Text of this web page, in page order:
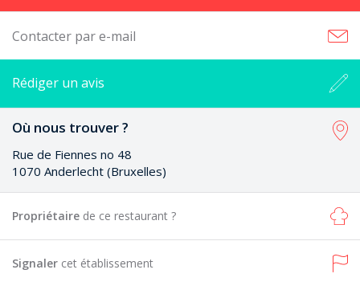
Contacter par e-mail
Rédiger un avis
Où nous trouver ?
Rue de Fiennes no 48
1070 Anderlecht (Bruxelles)
Propriétaire de ce restaurant ?
Signaler cet établissement